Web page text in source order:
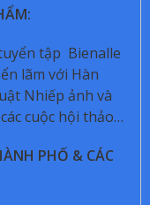
tập Bienalle
lãm với Hàn
Nhiếp ảnh và
cuộc hội thảo…
PHỐ & CÁC